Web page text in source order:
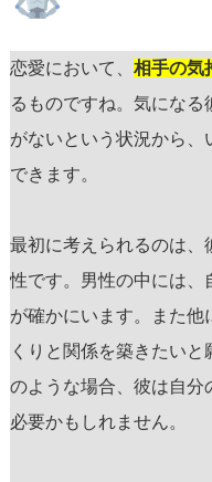
恋愛において、 相手の気
るものですね。気になる
がないという状況から
できます。
最初に考えられるのは、
性です。男性の中には、
が確かにいます。また他
くりと関係を築きたい
のような場合、彼は自分
必要かもしれません。